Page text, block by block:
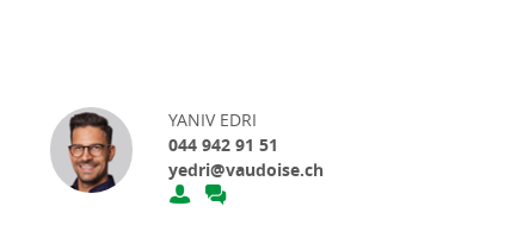
YANIV EDRI
044 942 91 51
yedri@vaudoise.ch